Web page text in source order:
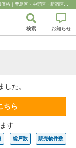
東急目黒線のマンション情報｜購入・売り物件、売却査定・相場・売却価格｜豊島区・中野区・新宿区の中古マンション・リノベーション情報なら池袋のアイベックスホーム！
検索 お知らせ
した。
ちら
す
総戸数 販売物件数